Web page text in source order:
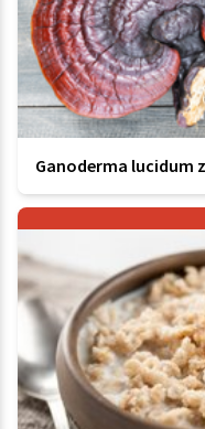
Ganoderma lucidum